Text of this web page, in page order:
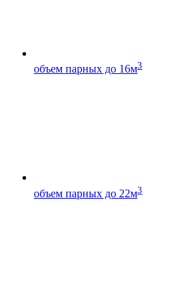
объем парных до 16м3
объем парных до 22м3